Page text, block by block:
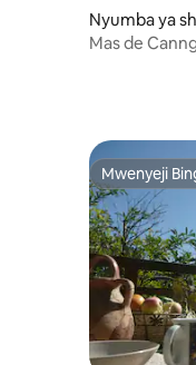
Nyumba ya
éoules
Mwenyeji
Mwenyeji